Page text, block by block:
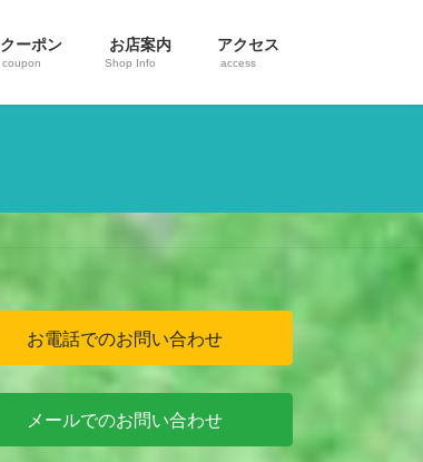
クーポン
coupon
お店案内
Shop Info
アクセス
access
お電話でのお問い合わせ
メールでのお問い合わせ